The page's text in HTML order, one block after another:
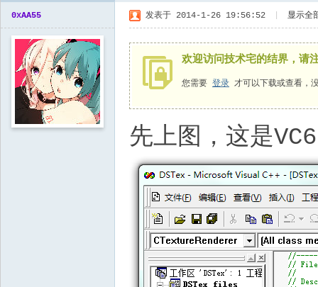
0xAA55 发表于 2014-1-26 19:56:52 显示全
欢迎访问技术宅的结界，请
您需要 登录 才可以下载或查看，
先上图，这是